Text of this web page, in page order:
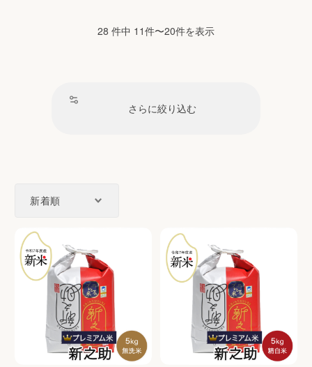
28 件中 11件〜20件を表示
さらに絞り込む